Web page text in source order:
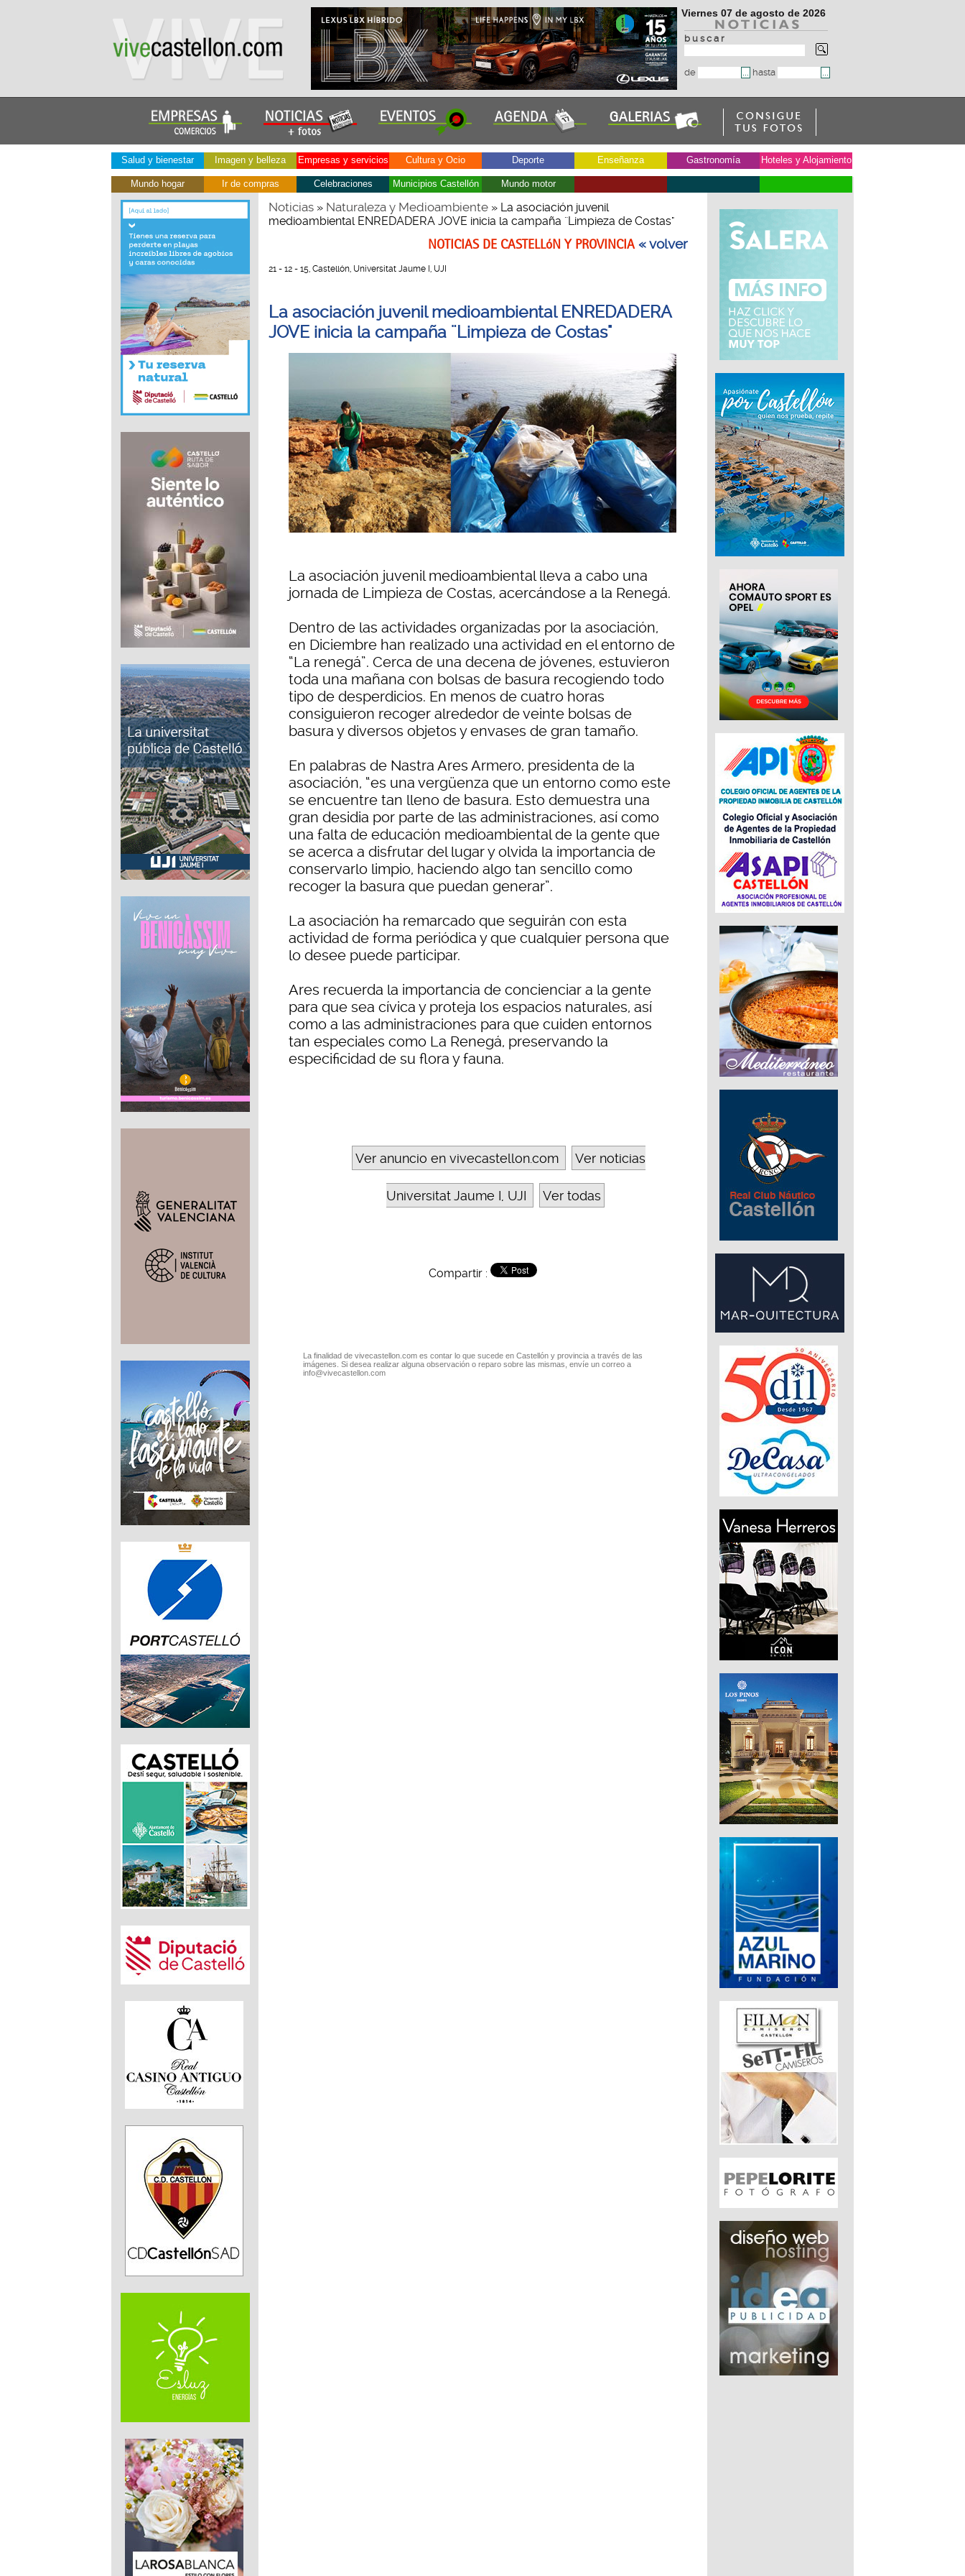
Viernes 07 de agosto de 2026
b u s c a r
de hasta
Salud y bienestar Imagen y belleza Empresas y servicios Cultura y Ocio Deporte Enseñanza Gastronomía Hoteles y Alojamiento
Mundo hogar Ir de compras Celebraciones Municipios Castellón Mundo motor
Noticias» Naturaleza y Medioambiente» La asociación juvenil
medioambiental ENREDADERA JOVE inicia la campaña ¨Limpieza de Costas"
NOTICIAS DE CASTELLóN Y PROVINCIA« volver
21 - 12 - 15, Castellón, Universitat Jaume I, UJI
La asociación juvenil medioambiental ENREDADERA
JOVE inicia la campaña ¨Limpieza de Costas"
La asociación juvenil medioambiental lleva a cabo una
jornada de Limpieza de Costas, acercándose a la Renegá.
Dentro de las actividades organizadas por la asociación,
en Diciembre han realizado una actividad en el entorno de
“La renegá”. Cerca de una decena de jóvenes, estuvieron
toda una mañana con bolsas de basura recogiendo todo
tipo de desperdicios. En menos de cuatro horas
consiguieron recoger alrededor de veinte bolsas de
basura y diversos objetos y envases de gran tamaño.
En palabras de Nastra Ares Armero, presidenta de la
asociación, “es una vergüenza que un entorno como este
se encuentre tan lleno de basura. Esto demuestra una
gran desidia por parte de las administraciones, así como
una falta de educación medioambiental de la gente que
se acerca a disfrutar del lugar y olvida la importancia de
conservarlo limpio, haciendo algo tan sencillo como
recoger la basura que puedan generar”.
La asociación ha remarcado que seguirán con esta
actividad de forma periódica y que cualquier persona que
lo desee puede participar.
Ares recuerda la importancia de concienciar a la gente
para que sea cívica y proteja los espacios naturales, así
como a las administraciones para que cuiden entornos
tan especiales como La Renegá, preservando la
especificidad de su flora y fauna.
Ver anuncio en vivecastellon.com Ver noticias
Universitat Jaume I, UJI Ver todas
Compartir :
La finalidad de vivecastellon.com es contar lo que sucede en Castellón y provincia a través de las
imágenes. Si desea realizar alguna observación o reparo sobre las mismas, envíe un correo a
info@vivecastellon.com